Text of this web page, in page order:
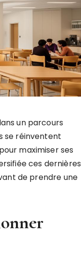
un parcours
se réinventent
maximiser ses
ces dernières
de prendre une